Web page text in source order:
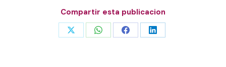
Compartir esta publicacion
Share Share Share Share